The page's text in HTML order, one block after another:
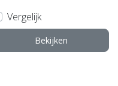
Vergelijk
Bekijken